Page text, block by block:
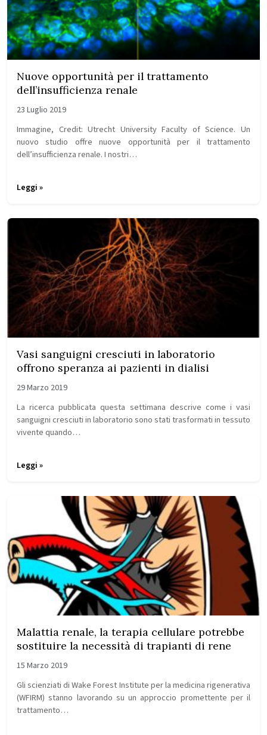
Nuove opportunità per il trattamento
dell’insufficienza renale
23 Luglio 2019
Immagine, Credit: Utrecht University Faculty of Science. Un
nuovo studio offre nuove opportunità per il trattamento
dell’insufficienza renale. I nostri…
Leggi »
Vasi sanguigni cresciuti in laboratorio
offrono speranza ai pazienti in dialisi
29 Marzo 2019
La ricerca pubblicata questa settimana descrive come i vasi
sanguigni cresciuti in laboratorio sono stati trasformati in tessuto
vivente quando…
Leggi »
Malattia renale, la terapia cellulare potrebbe
sostituire la necessità di trapianti di rene
15 Marzo 2019
Gli scienziati di Wake Forest Institute per la medicina rigenerativa
(WFIRM) stanno lavorando su un approccio promettente per il
trattamento…